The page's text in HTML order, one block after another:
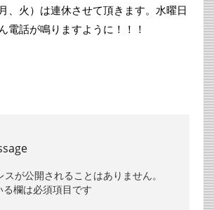
、火）は連休させて頂きます。水曜日
電話が鳴りますように！！！
スが公開されることはありません。
る欄は必須項目です